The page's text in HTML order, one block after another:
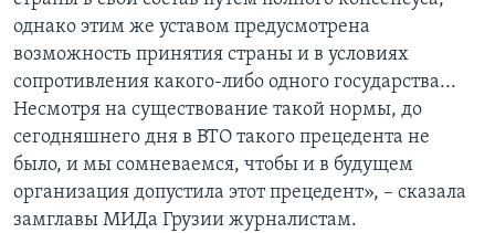
однако этим же уставом предусмотрена
возможность принятия страны и в условиях
сопротивления какого-либо одного государства...
Несмотря на существование такой нормы, до
сегодняшнего дня в ВТО такого прецедента не
было, и мы сомневаемся, чтобы и в будущем
организация допустила этот прецедент», – сказала
замглавы МИДа Грузии журналистам.